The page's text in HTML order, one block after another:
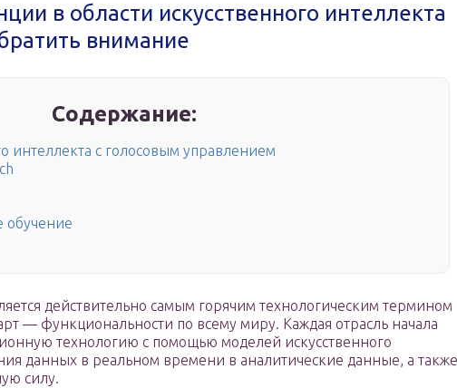
в области искусственного интеллекта
внимание
Содержание:
интеллекта с голосовым управлением
обучение
действительно самым горячим технологическим термином
— функциональности по всему миру. Каждая отрасль начала
технологию с помощью моделей искусственного
данных в реальном времени в аналитические данные, а также
силу.